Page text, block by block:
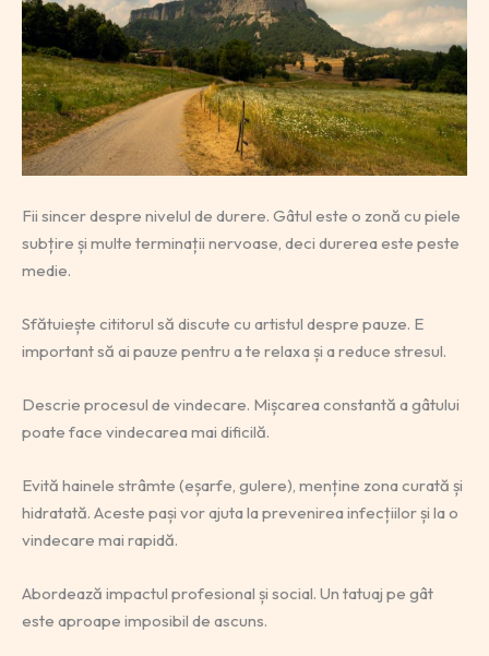
Fii sincer despre nivelul de durere. Gâtul este o zonă cu piele
subțire și multe terminații nervoase, deci durerea este peste
medie.
Sfătuiește cititorul să discute cu artistul despre pauze. E
important să ai pauze pentru a te relaxa și a reduce stresul.
Descrie procesul de vindecare. Mișcarea constantă a gâtului
poate face vindecarea mai dificilă.
Evită hainele strâmte (eșarfe, gulere), menține zona curată și
hidratată. Aceste pași vor ajuta la prevenirea infecțiilor și la o
vindecare mai rapidă.
Abordează impactul profesional și social. Un tatuaj pe gât
este aproape imposibil de ascuns.